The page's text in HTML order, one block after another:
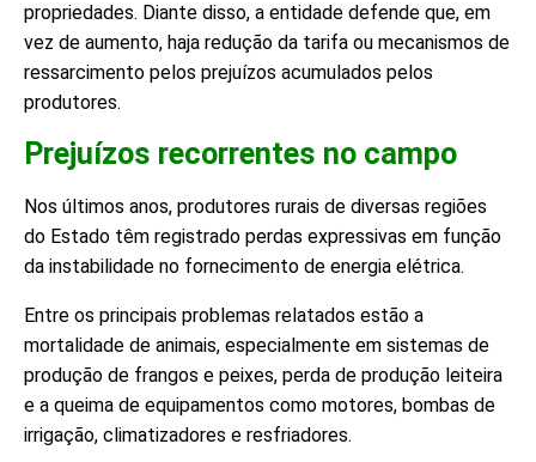
propriedades. Diante disso, a entidade defende que, em
vez de aumento, haja redução da tarifa ou mecanismos de
ressarcimento pelos prejuízos acumulados pelos
produtores.
Prejuízos recorrentes no campo
Nos últimos anos, produtores rurais de diversas regiões
do Estado têm registrado perdas expressivas em função
da instabilidade no fornecimento de energia elétrica.
Entre os principais problemas relatados estão a
mortalidade de animais, especialmente em sistemas de
produção de frangos e peixes, perda de produção leiteira
e a queima de equipamentos como motores, bombas de
irrigação, climatizadores e resfriadores.